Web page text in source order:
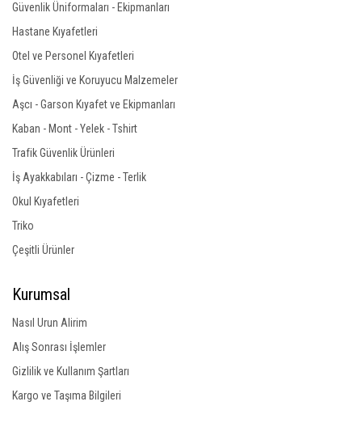
Güvenlik Üniformaları - Ekipmanları
Hastane Kıyafetleri
Otel ve Personel Kıyafetleri
İş Güvenliği ve Koruyucu Malzemeler
Aşcı - Garson Kıyafet ve Ekipmanları
Kaban - Mont - Yelek - Tshirt
Trafik Güvenlik Ürünleri
İş Ayakkabıları - Çizme - Terlik
Okul Kıyafetleri
Triko
Çeşitli Ürünler
Kurumsal
Nasıl Urun Alirim
Alış Sonrası İşlemler
Gizlilik ve Kullanım Şartları
Kargo ve Taşıma Bilgileri